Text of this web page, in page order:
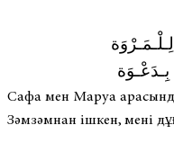
Сафа мен Маруа
Зәмзәмнан ішкен, мені